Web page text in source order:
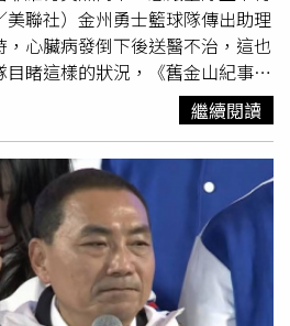
聯社）金州勇士籃球隊傳出助理
心臟病發倒下後送醫不治，這也
睹這樣的狀況，《舊金山紀事
Letourneau）就認為，勇士
恐怕很難應對如此的悲劇。米洛
傳奇大前鋒，有「塞爾維亞巴克
稱號，NBA多數球隊的人員稱
他來到勇士任職的第3個球季，
人都無法接受。勇士主帥柯爾
示，米洛耶維奇的猝逝對與勇士
和悲慘的打擊，「Dejan是我認
人之一，他的熱情和能量為每一
繼續閱讀